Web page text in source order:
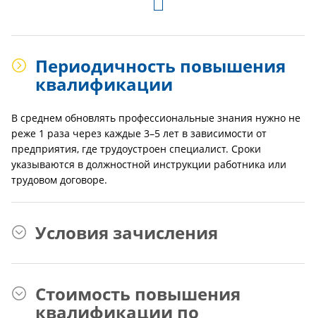
Периодичность повышения
квалификации
В среднем обновлять профессиональные знания нужно не
реже 1 раза через каждые 3–5 лет в зависимости от
предприятия, где трудоустроен специалист. Сроки
указываются в должностной инструкции работника или
трудовом договоре.
Условия зачисления
Стоимость повышения
квалификации по